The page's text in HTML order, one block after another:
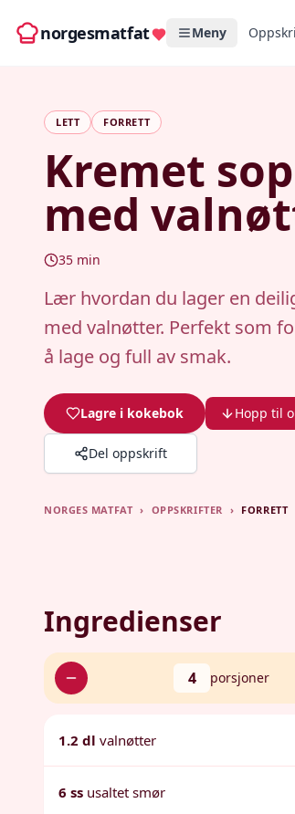
norgesmatfat Meny
LETT FORRETT
Kremet
med
35 min
Lær hvordan du lager en
med valnøtter. Perfekt som
å lage og full av smak.
Lagre i kokebok Hopp til
Del oppskrift
NORGES MATFAT › OPPSKRIFTER › FORRETT
Ingredienser
4 porsjoner
1.2 dl valnøtter
6 ss usaltet smør